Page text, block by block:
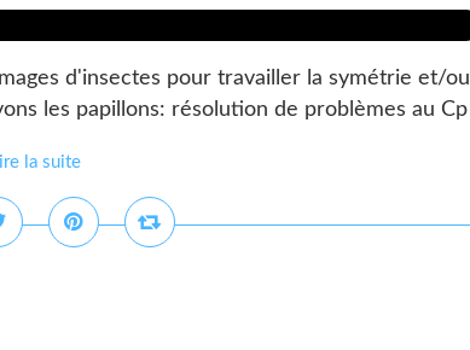
d'insectes pour travailler la symétrie et/ou
les papillons: résolution de problèmes au Cp
la suite